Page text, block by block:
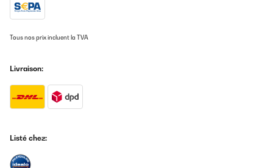
Tous nos prix incluent la TVA
Livraison:
Listé chez: